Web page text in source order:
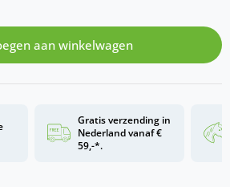
aan winkelwagen
Gratis verzending in
Nederland vanaf €
59,-*.